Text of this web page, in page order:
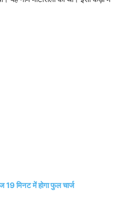
मिनट में होगा फुल चार्ज